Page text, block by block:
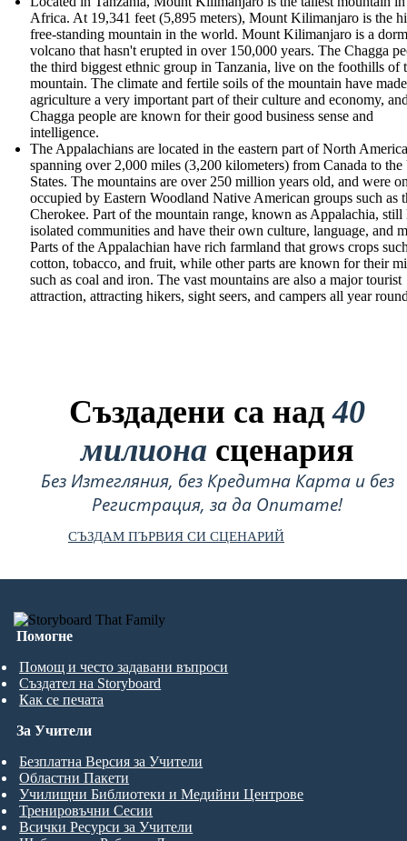
Africa. At 19,341 feet (5,895 meters), Mount Kilimanjaro is the
free-standing mountain in the world. Mount Kilimanjaro is a
volcano that hasn't erupted in over 150,000 years. The Chagga
the third biggest ethnic group in Tanzania, live on the foothills of
mountain. The climate and fertile soils of the mountain have made
agriculture a very important part of their culture and economy,
Chagga people are known for their good business sense and
intelligence.
The Appalachians are located in the eastern part of North
spanning over 2,000 miles (3,200 kilometers) from Canada to
States. The mountains are over 250 million years old, and were
occupied by Eastern Woodland Native American groups such as
Cherokee. Part of the mountain range, known as Appalachia,
isolated communities and have their own culture, language, and
Parts of the Appalachian have rich farmland that grows crops
cotton, tobacco, and fruit, while other parts are known for their
such as coal and iron. The vast mountains are also a major tourist
attraction, attracting hikers, sight seers, and campers all year
Създадени са над40
милиона сценария
Без Изтегляния, без Кредитна Карта и без
Регистрация, за да Опитате!
СЪЗДАМ ПЪРВИЯ СИ СЦЕНАРИЙ
Помогне
Помощ и често задавани въпроси
Създател на Storyboard
Как се печата
За Учители
Безплатна Версия за Учители
Областни Пакети
Училищни Библиотеки и Медийни Центрове
Тренировъчни Сесии
Всички Ресурси за Учители